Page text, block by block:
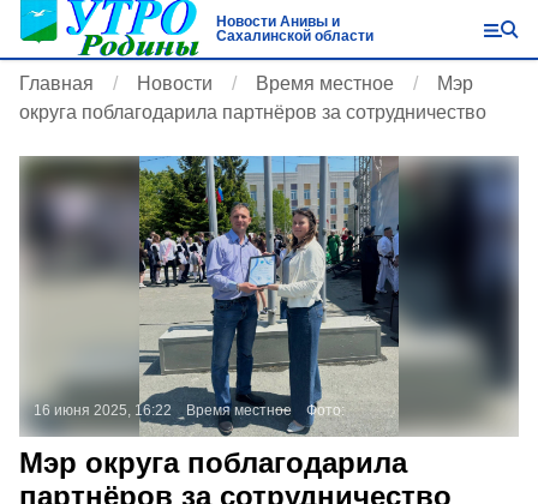
Новости Анивы и
Сахалинской области
Главная Новости Время местное
Мэр
округа поблагодарила партнёров за сотрудничество
16 июня 2025, 16:22 Время местное Фото:
Мэр округа поблагодарила
партнёров за сотрудничество